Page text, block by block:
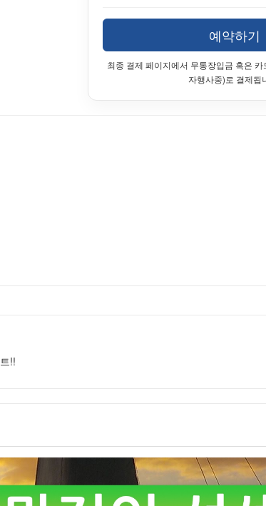
예약하기
최종 결제 페이지에서 무통장입금 혹은
자행사중)로 결제됩
!!